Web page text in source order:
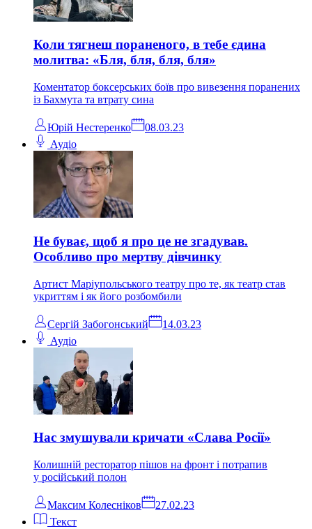
Коли тягнеш пораненого, в тебе єдина
молитва: «Бля, бля, бля, бля»
Коментатор боксерських боїв про вивезення поранених
із Бахмута та втрату сина
Юрій Нестеренко
08.03.23
Аудіо
Не буває, щоб я про це не згадував.
Особливо про мертву дівчинку
Артист Маріупольського театру про те, як театр став
укриттям і як його розбомбили
Сергій Забогонський
14.03.23
Аудіо
Нас змушували кричати «Слава Росії»
Колишній ресторатор пішов на фронт і потрапив
у російський полон
Максим Колеснiков
27.02.23
Текст